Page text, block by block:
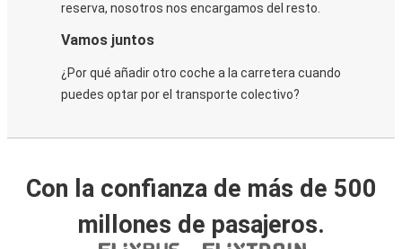
reserva, nosotros nos encargamos del resto.
Vamos juntos
¿Por qué añadir otro coche a la carretera cuando
puedes optar por el transporte colectivo?
Con la confianza de más de 500
millones de pasajeros.